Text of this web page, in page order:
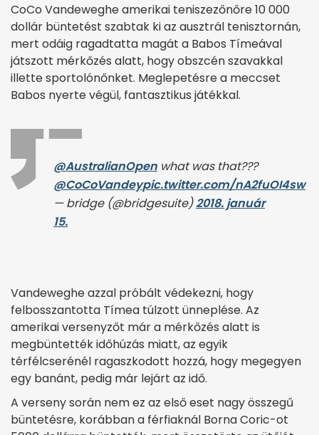
CoCo Vandeweghe amerikai teniszezőnőre 10 000
dollár büntetést szabtak ki az ausztrál tenisztornán,
mert odáig ragadtatta magát a Babos Tímeával
játszott mérkőzés alatt, hogy obszcén szavakkal
illette sportolónőnket. Meglepetésre a meccset
Babos nyerte végül, fantasztikus játékkal.
@AustralianOpen what was that???
@CoCoVandeypic.twitter.com/nA2fuOI4sw
— bridge (@bridgesuite)2018. január
15.
Vandeweghe azzal próbált védekezni, hogy
felbosszantotta Tímea túlzott ünneplése. Az
amerikai versenyzőt már a mérkőzés alatt is
megbüntették időhúzás miatt, az egyik
térfélcserénél ragaszkodott hozzá, hogy megegyen
egy banánt, pedig már lejárt az idő.
A verseny során nem ez az első eset nagy összegű
büntetésre, korábban a férfiaknál Borna Coric-ot